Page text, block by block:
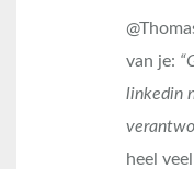
van je:
linkedin
heel